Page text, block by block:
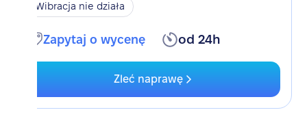
Wibracja nie działa
Zapytaj o wycenę od 24h
Zleć naprawę